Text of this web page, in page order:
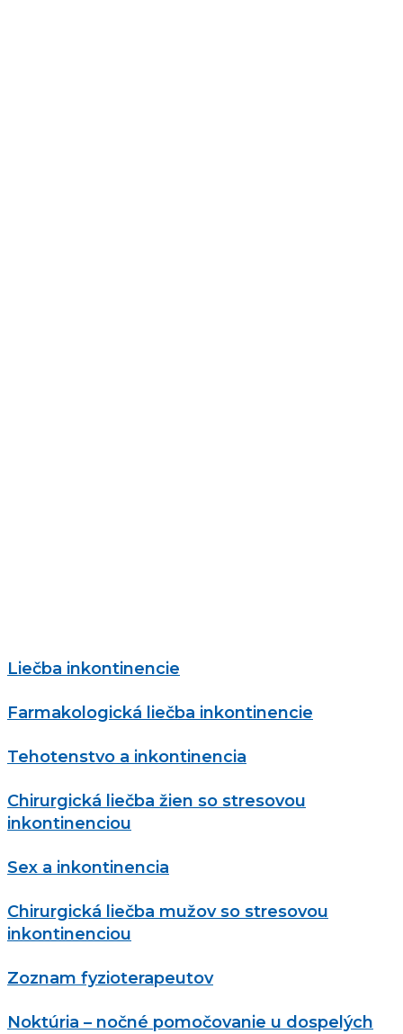
Liečba inkontinencie
Farmakologická liečba inkontinencie
Tehotenstvo a inkontinencia
Chirurgická liečba žien so stresovou
inkontinenciou
Sex a inkontinencia
Chirurgická liečba mužov so stresovou
inkontinenciou
Zoznam fyzioterapeutov
Noktúria – nočné pomočovanie u dospelých